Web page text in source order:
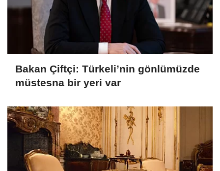
Bakan Çiftçi: Türkeli’nin gönlümüzde
müstesna bir yeri var